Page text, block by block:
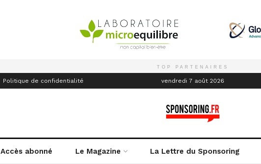
TOP PARTENAIRES
Politique de confidentialité vendredi 7 août 2026
Accès abonné Le Magazine La Lettre du Sponsoring